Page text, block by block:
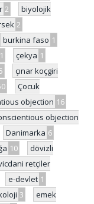
2
biyolojik
2
burkina faso 1
1 çekya 1
çınar koçgiri
Çocuk
objection 16
objection
Danimarka 6
10
dövizli
retçiler
e-devlet 1
3
emek